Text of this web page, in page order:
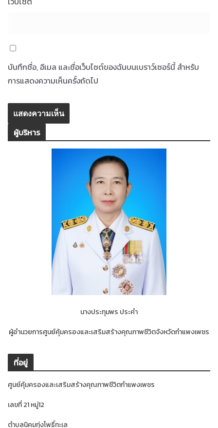
บันทึกชื่อ, อีเมล และชื่อเว็บไซต์ของฉันบนเบราว์เซอร์นี้ สำหรับ
การแสดงความเห็นครั้งถัดไป
ผู้บริหาร
นางประทุมพร ประคำ
ผู้อำนวยการศูนย์คุ้มครองและเสริมสร้างคุณภาพชีวิตจังหวัดกำแพงเพชร
ที่อยู่
ศูนย์คุ้มครองและเสริมสร้างคุณภาพชีวิตกำแพงเพชร
เลขที่ 21 หมู่12
ตำบลนิคมทุ่งโพธิ์ทะเล